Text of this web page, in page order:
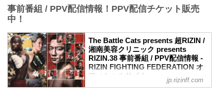
大会概要
美容クリニック presents RIZIN.38
日時
2022年9月25日（日）10:30開場 / 12:00開
始
※RIZIN.38は超RIZIN終了後、1時間の休
憩を挟んで開始いたします。尚15:00開始
事前番組 / PPV配信情報！PPV配信チケット販売
中！
The Battle Cats presents 超RIZIN /
湘南美容クリニック presents
RIZIN.38 事前番組 / PPV配信情報 -
RIZIN FIGHTING FEDERATION オ
フィシャルサイト
9月25日（日）さいたまスーパーアリーナ
jp.rizinff.com